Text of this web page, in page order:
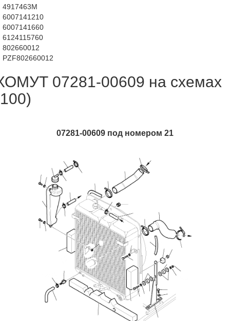
4917463M
6007141210
6007141660
6124115760
802660012
PZF802660012
07281-00609 на схемах
07281-00609 под номером 21